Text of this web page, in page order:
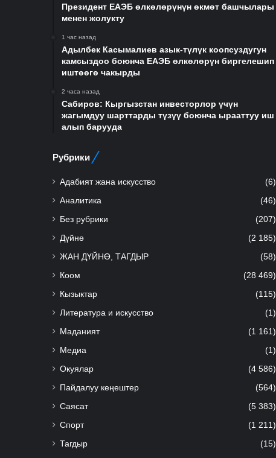
Президент ЕАЭБ өлкөлөрүнүн өкмөт башчылары
менен жолукту
1 час назад
Адылбек Касымалиев азык-түлүк коопсуздугун
камсыздоо боюнча ЕАЭБ өлкөлөрүн биргелешип
иштөөгө чакырды
2 часа назад
Сабиров: Кыргызстан инвесторлор үчүн
жагымдуу шарттарды түзүү боюнча ырааттуу иш
алып барууда
Рубрики
Адабият жана искусство (6)
Аналитика (46)
Без рубрики (207)
Дүйнө (2 185)
ЖАН ДҮЙНӨ, ТАГДЫР (58)
Коом (28 469)
Кызыктар (115)
Литература и искусство (1)
Маданият (1 161)
Медиа (1)
Окуялар (4 586)
Пайдалуу кеңештер (564)
Саясат (5 383)
Спорт (1 211)
Тагдыр (15)